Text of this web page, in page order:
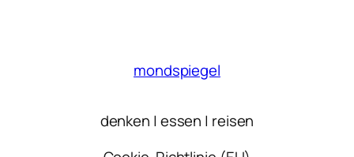
mondspiegel
denken | essen | reisen